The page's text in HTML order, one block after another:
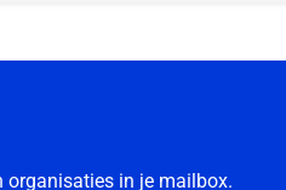
organisaties in je mailbox.